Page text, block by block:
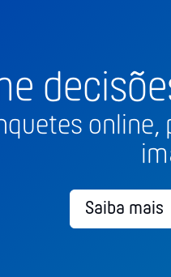
Saiba mais